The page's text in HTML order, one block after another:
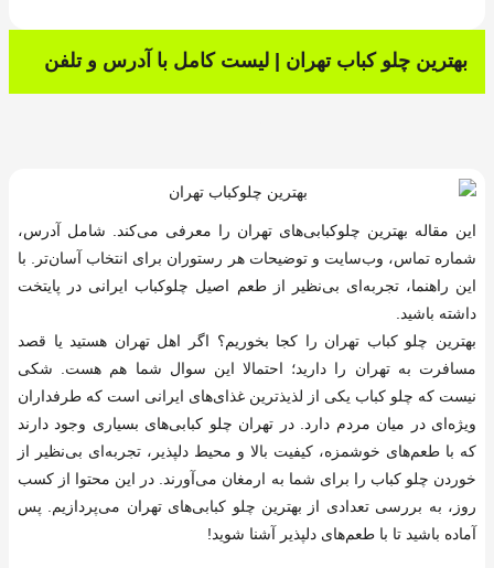
بهترین چلو کباب تهران | لیست کامل با آدرس و تلفن
این مقاله بهترین چلوکبابی‌های تهران را معرفی می‌کند. شامل آدرس،
شماره تماس، وب‌سایت و توضیحات هر رستوران برای انتخاب آسان‌تر. با
این راهنما، تجربه‌ای بی‌نظیر از طعم اصیل چلوکباب ایرانی در پایتخت
داشته باشید.
بهترین چلو کباب تهران را کجا بخوریم؟ اگر اهل تهران هستید یا قصد
مسافرت به تهران را دارید؛ احتمالا این سوال شما هم هست. شکی
نیست که چلو کباب یکی از لذیذترین غذای‌های ایرانی است که طرفداران
ویژه‌ای در میان مردم دارد. در تهران چلو کبابی‌های بسیاری وجود دارند
که با طعم‌های خوشمزه، کیفیت بالا و محیط دلپذیر، تجربه‌ای بی‌نظیر از
خوردن چلو کباب را برای شما به ارمغان می‌آورند. در این محتوا از کسب
روز، به بررسی تعدادی از بهترین چلو کبابی‌های تهران می‌پردازیم. پس
آماده باشید تا با طعم‌های دلپذیر آشنا شوید!